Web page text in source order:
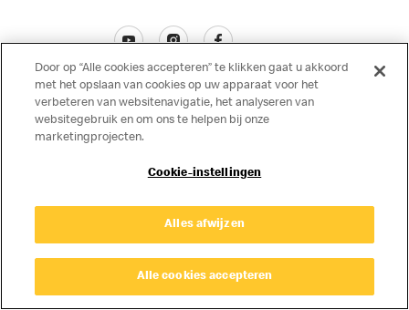
Privacy Cookies
© Copyright © 2024 McDonald's Nederland.
Door op “Alle cookies accepteren” te klikken gaat u akkoord
met het opslaan van cookies op uw apparaat voor het
verbeteren van websitenavigatie, het analyseren van
websitegebruik en om ons te helpen bij onze
marketingprojecten.
Cookie-instellingen
Alles afwijzen
Alle cookies accepteren